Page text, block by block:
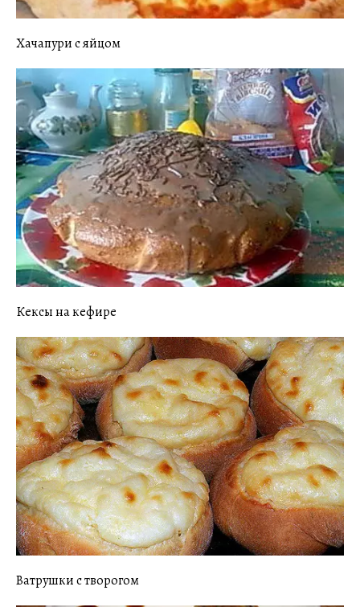
Хачапури с яйцом
Кексы на кефире
Ватрушки с творогом